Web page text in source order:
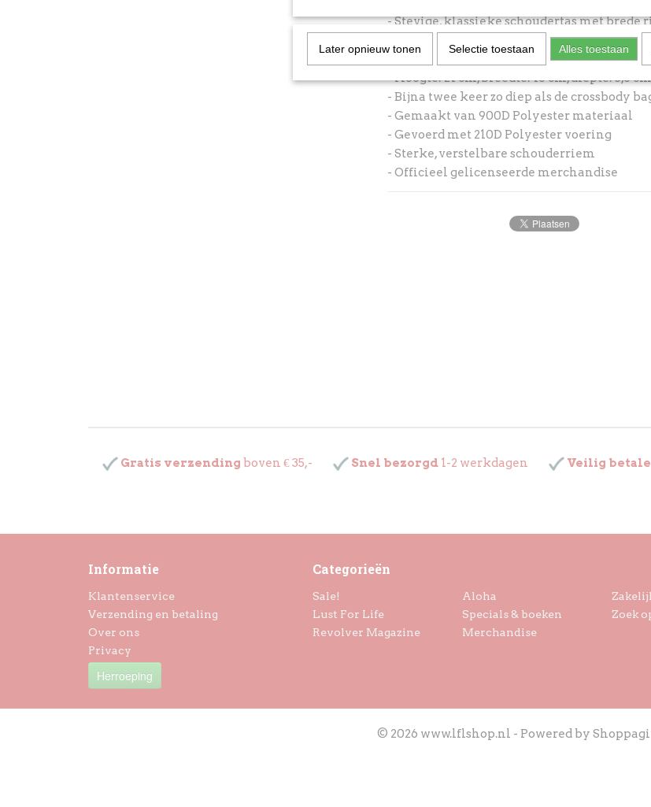
- Stevige, klassieke schoudertas met brede
- Met 4 opbergvakken: 1 hoofdvak met
(waarvan 1 met rits) en 1 extra vak met rits
- Hoogte: 21 cm, breedte: 16 cm, diepte: 5,5 cm
- Bijna twee keer zo diep als de crossbody
- Gemaakt van 900D Polyester materiaal
- Gevoerd met 210D Polyester voering
- Sterke, verstelbare schouderriem
- Officieel gelicenseerde merchandise
Gratis verzending boven € 35,- Snel bezorgd 1-2 werkdagen Veilig
Informatie
Klantenservice
Verzending en betaling
Over ons
Privacy
Herroeping
Categorieën
Sale!
Lust For Life
Revolver Magazine
Aloha
Specials & boeken
Merchandise
Zoek
© 2026 www.lflshop.nl - Powered by
Later opnieuw tonen Selectie toestaan Alles toestaan